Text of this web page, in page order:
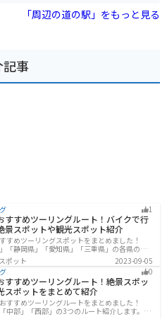
産の紅ズワイガニを使った加工品などが人
どのマリンスポーツを楽しむことができま
ります。 また、富山湾の新鮮な魚
料理が楽しめるレストラン「漁師の店 きじ
など、
地としても知られています。道の駅 KOK
に、周辺の観光スポットにも足を運んで
「周辺の道の駅」をもっと見る
記事
1
すすめツーリングルート！バイクで行
景スポットや観光スポット紹介
すめツーリングスポットをまとめました！
」「静岡県」「愛知県」「三重県」の各県の観
ます。自然豊かな山々や湖、温泉地が点在
々の景色を楽しめるスポットが多数ありま
で東海にツーリングに行く際は参考にしてく
ポット
2023-09-05
0
すすめツーリングルート！絶景スポッ
スポットをまとめて紹介
すすめツーリングルートをまとめました！
「中部」「西部」の3つのルート紹介します。美